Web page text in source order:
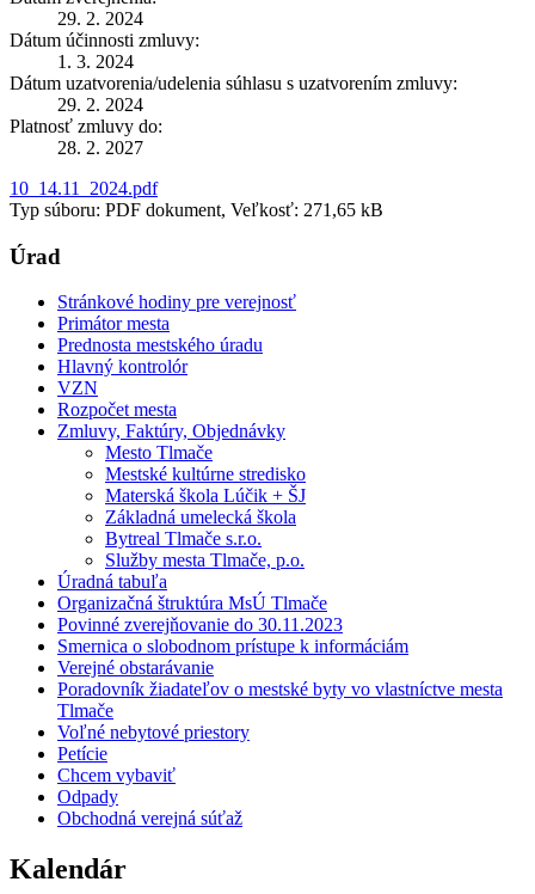
29. 2. 2024
Dátum účinnosti zmluvy:
1. 3. 2024
Dátum uzatvorenia/udelenia súhlasu s uzatvorením zmluvy:
29. 2. 2024
Platnosť zmluvy do:
28. 2. 2027
10_14.11_2024.pdf
Typ súboru: PDF dokument, Veľkosť: 271,65 kB
Úrad
Stránkové hodiny pre verejnosť
Primátor mesta
Prednosta mestského úradu
Hlavný kontrolór
VZN
Rozpočet mesta
Zmluvy, Faktúry, Objednávky
Mesto Tlmače
Mestské kultúrne stredisko
Materská škola Lúčik + ŠJ
Základná umelecká škola
Bytreal Tlmače s.r.o.
Služby mesta Tlmače, p.o.
Úradná tabuľa
Organizačná štruktúra MsÚ Tlmače
Povinné zverejňovanie do 30.11.2023
Smernica o slobodnom prístupe k informáciám
Verejné obstarávanie
Poradovník žiadateľov o mestské byty vo vlastníctve mesta
Tlmače
Voľné nebytové priestory
Petície
Chcem vybaviť
Odpady
Obchodná verejná súťaž
Kalendár